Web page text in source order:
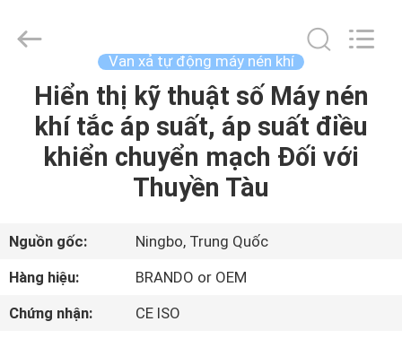
NHÀ
SẢN
VỀ
CHÚNG
TÔI
Brando
Hardware
Reserved.
Van xả tự động máy nén khí
Hiển thị kỹ thuật số Máy nén
khí tắc áp suất, áp suất điều
khiển chuyển mạch Đối với
Thuyền Tàu
Nguồn gốc:
Ningbo, Trung Quốc
Hàng hiệu:
BRANDO or OEM
Chứng nhận:
CE ISO